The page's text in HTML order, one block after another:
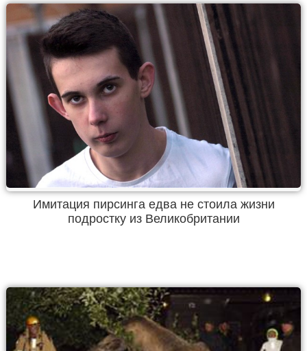
Имитация пирсинга едва не стоила жизни
подростку из Великобритании